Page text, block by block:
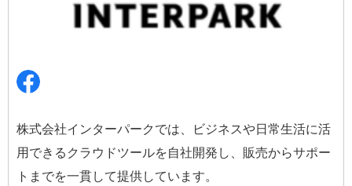
株式会社インターパークでは、ビジネスや日常生活に活
用できるクラウドツールを自社開発し、販売からサポー
トまでを一貫して提供しています。